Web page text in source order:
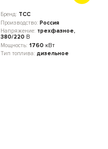
Бренд: ТСС
Производство: Россия
Напряжение: трехфазное,
380/220 В
Мощность: 1760 кВт
Тип топлива: дизельное